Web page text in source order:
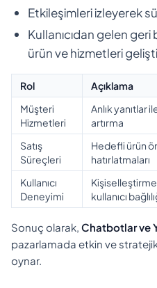
Etkileşimleri izleyerek
Kullanıcıdan gelen
ürün ve hizmetleri
Rol
Açıklama
Müşteri
Hizmetleri
Anlık yanıtlar
artırma
Satış
Süreçleri
Hedefli ürün
hatırlatmaları
Kullanıcı
Deneyimi
kullanıcı
Sonuç olarak, Chatbotlar ve
pazarlamada etkin ve
oynar.